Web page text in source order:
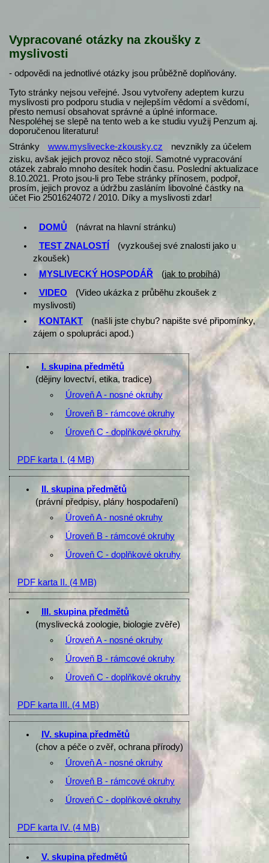
Vypracované otázky na zkoušky z
myslivosti
- odpovědi na jednotlivé otázky jsou průběžně doplňovány.
Tyto stránky nejsou veřejné. Jsou vytvořeny adeptem kurzu
myslivosti pro podporu studia v nejlepším vědomí a svědomí,
přesto nemusí obsahovat správné a úplné informace.
Nespoléhej se slepě na tento web a ke studiu využij Penzum aj.
doporučenou literaturu!
Stránky
www.myslivecke-zkousky.cz
nevznikly za účelem
zisku, avšak jejich provoz něco stojí. Samotné vypracování
otázek zabralo mnoho desítek hodin času. Poslední aktualizace
8.10.2021. Proto jsou-li pro Tebe stránky přínosem, podpoř,
prosím, jejich provoz a údržbu zasláním libovolné částky na
účet Fio 2501624072 / 2010. Díky a myslivosti zdar!
DOMŮ
(návrat na hlavní stránku)
TEST ZNALOSTÍ
(vyzkoušej své znalosti jako u
zkoušek)
MYSLIVECKÝ HOSPODÁŘ
(jak to probíhá)
VIDEO
(Video ukázka z průběhu zkoušek z
myslivosti)
KONTAKT
(našli jste chybu? napište své připomínky,
zájem o spolupráci apod.)
I. skupina předmětů
(dějiny lovectví, etika, tradice)
Úroveň A - nosné okruhy
Úroveň B - rámcové okruhy
Úroveň C - doplňkové okruhy
PDF karta I.(4 MB)
II. skupina předmětů
(právní předpisy, plány hospodaření)
Úroveň A - nosné okruhy
Úroveň B - rámcové okruhy
Úroveň C - doplňkové okruhy
PDF karta II. (4 MB)
III. skupina předmětů
(myslivecká zoologie, biologie zvěře)
Úroveň A - nosné okruhy
Úroveň B - rámcové okruhy
Úroveň C - doplňkové okruhy
PDF karta III. (4 MB)
IV. skupina předmětů
(chov a péče o zvěř, ochrana přírody)
Úroveň A - nosné okruhy
Úroveň B - rámcové okruhy
Úroveň C - doplňkové okruhy
PDF karta IV. (4 MB)
V. skupina předmětů